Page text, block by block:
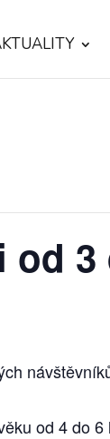
od 3
od 4 do 6